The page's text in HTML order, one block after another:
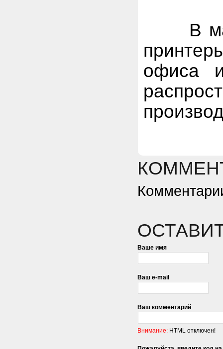
В
офиса
Ваше имя
Ваш e-mail
Ваш комментарий
Внимание: HTML отключен!